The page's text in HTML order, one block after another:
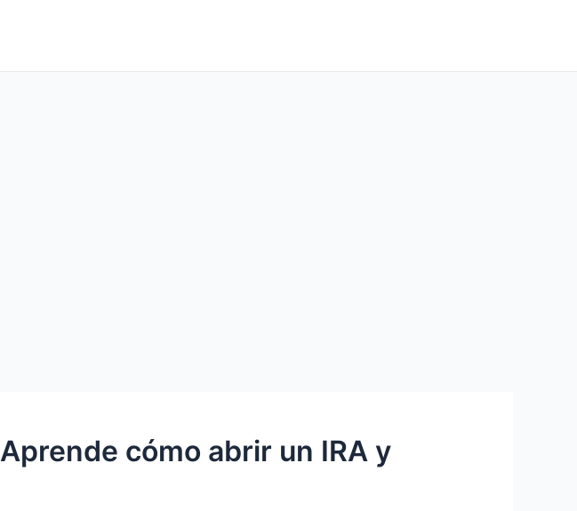
cómo abrir un IRA y